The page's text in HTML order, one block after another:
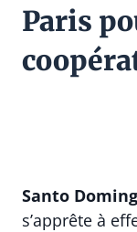
Paris
Santo
s’apprête à